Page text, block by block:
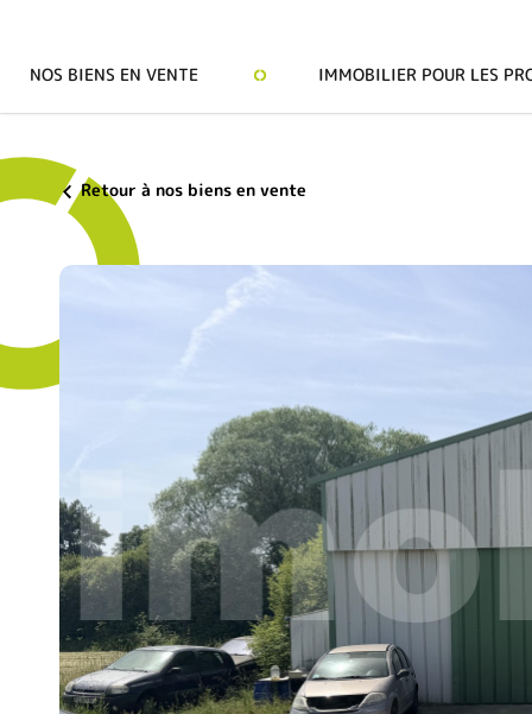
NOS BIENS EN VENTE IMMOBILIER POUR LES
Retour à nos biens en vente